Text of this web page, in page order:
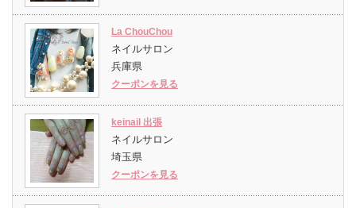
La ChouChou
ネイルサロン
兵庫県
クーポンを見る
keinail 出張
ネイルサロン
埼玉県
クーポンを見る